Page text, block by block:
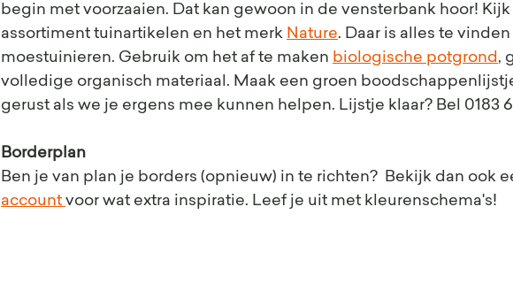
begin met voorzaaien. Dat kan gewoon in de vensterbank hoor!
assortiment tuinartikelen en het merk Nature. Daar is alles te
moestuinieren. Gebruik om het af te maken biologische potgrond ,
volledige organisch materiaal. Maak een groen
gerust als we je ergens mee kunnen helpen. Lijstje klaar? Bel 0183
Borderplan
Ben je van plan je borders (opnieuw) in te richten?  Bekijk dan ook
account voor wat extra inspiratie. Leef je uit met kleurenschema's!